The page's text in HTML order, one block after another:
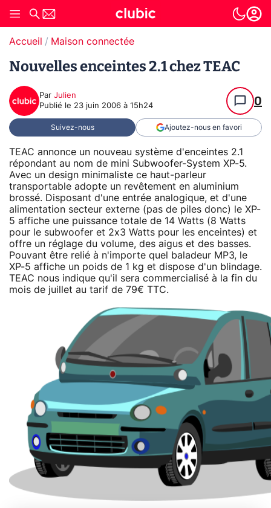
Accueil Maison connectée
Nouvelles enceintes 2.1 chez TEAC
Par Julien
Publié le 23 juin 2006 à 15h24 0
Suivez-nous Ajoutez-nous en favori
TEAC annonce un nouveau système d'enceintes 2.1
répondant au nom de mini Subwoofer-System XP-5.
Avec un design minimaliste ce haut-parleur
transportable adopte un revêtement en aluminium
brossé. Disposant d'une entrée analogique, et d'une
alimentation secteur externe (pas de piles donc) le XP-
5 affiche une puissance totale de 14 Watts (8 Watts
pour le subwoofer et 2x3 Watts pour les enceintes) et
offre un réglage du volume, des aigus et des basses.
Pouvant être relié à n'importe quel baladeur MP3, le
XP-5 affiche un poids de 1 kg et dispose d'un blindage.
TEAC nous indique qu'il sera commercialisé à la fin du
mois de juillet au tarif de 79€ TTC.